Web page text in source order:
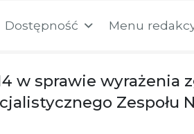
Dostępność Menu
w sprawie wyrażenia
Zespołu